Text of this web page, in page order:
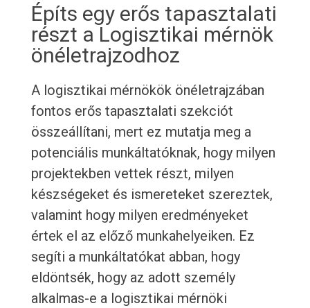
Építs egy erős tapasztalati
részt a Logisztikai mérnök
önéletrajzodhoz
A logisztikai mérnökök önéletrajzában
fontos erős tapasztalati szekciót
összeállítani, mert ez mutatja meg a
potenciális munkáltatóknak, hogy milyen
projektekben vettek részt, milyen
készségeket és ismereteket szereztek,
valamint hogy milyen eredményeket
értek el az előző munkahelyeiken. Ez
segíti a munkáltatókat abban, hogy
eldöntsék, hogy az adott személy
alkalmas-e a logisztikai mérnöki